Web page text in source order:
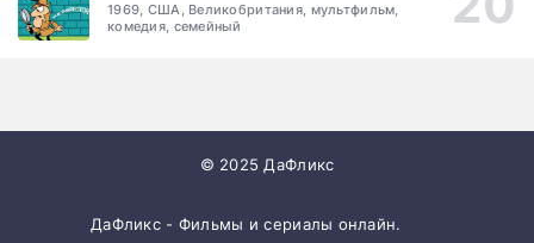
1969, США, Великобритания, мультфильм,
комедия, семейный
© 2025 ДаФликс
ДаФликс - Фильмы и сериалы онлайн.